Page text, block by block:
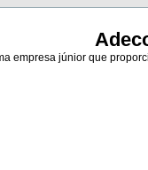
empresa júnior que